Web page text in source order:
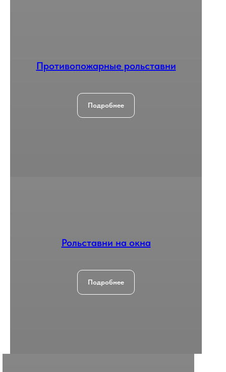
Противопожарные рольставни
Подробнее
Рольставни на окна
Подробнее